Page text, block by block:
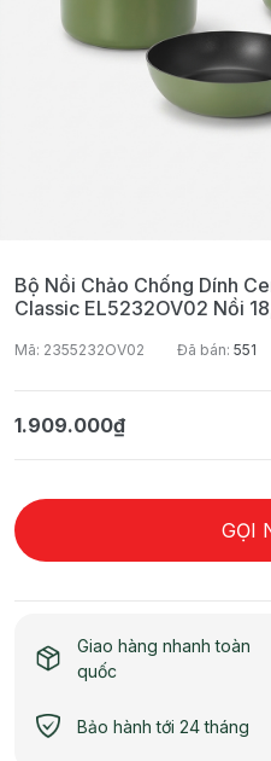
Bộ Nồi Chảo Chống Dính
Classic EL5232OV02 Nồi
Mã: 2355232OV02 Đã bán: 551
1.909.000₫
GỌI
Giao hàng nhanh toàn
quốc
Bảo hành tới 24 tháng